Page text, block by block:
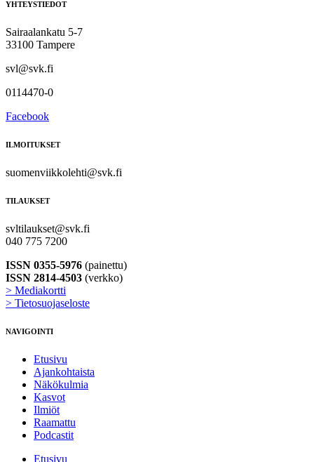
YHTEYSTIEDOT
Sairaalankatu 5-7
33100 Tampere
svl@svk.fi
0114470-0
Facebook
ILMOITUKSET
suomenviikkolehti@svk.fi
TILAUKSET
svltilaukset@svk.fi
040 775 7200
ISSN 0355-5976 (painettu)
ISSN 2814-4503 (verkko)
> Mediakortti
> Tietosuojaseloste
NAVIGOINTI
Etusivu
Ajankohtaista
Näkökulmia
Kasvot
Ilmiöt
Raamattu
Podcastit
Etusivu